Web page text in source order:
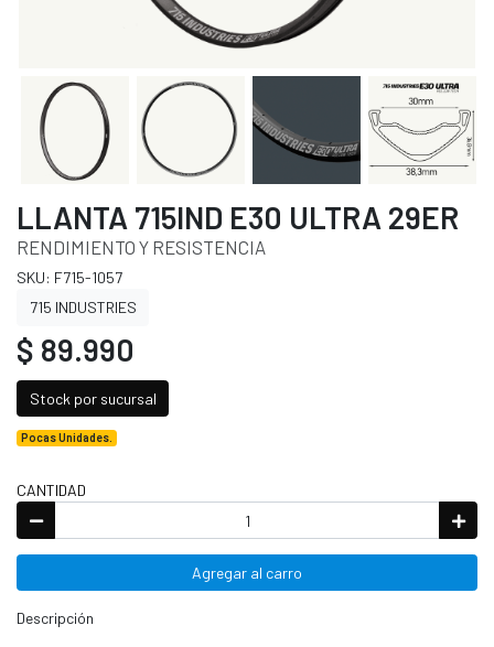
LLANTA 715IND E30 ULTRA 29ER
RENDIMIENTO Y RESISTENCIA
SKU: F715-1057
715 INDUSTRIES
$ 89.990
Stock por sucursal
Pocas Unidades.
CANTIDAD
Agregar al carro
Descripción